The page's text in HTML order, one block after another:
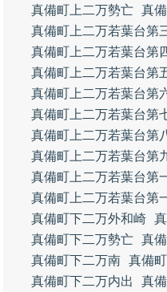
真備町上二万勢亡 真
真備町上二万若葉台第
真備町上二万若葉台第
真備町上二万若葉台第
真備町上二万若葉台第
真備町上二万若葉台第
真備町上二万若葉台第
真備町上二万若葉台第
真備町上二万若葉台第
真備町上二万若葉台第
真備町下二万外和崎
真備町下二万勢亡 真
真備町下二万南 真備
真備町下二万内出
真